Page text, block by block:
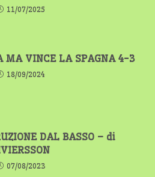
11/07/2025
MA VINCE LA SPAGNA 4-3
18/09/2024
DAL BASSO – di
07/08/2023